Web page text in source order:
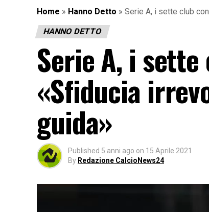
Home » Hanno Detto » Serie A, i sette club
HANNO DETTO
Serie A, i
«Sfiducia
guida»
Published 5 anni ago on 15 Aprile 2021
By Redazione CalcioNews24